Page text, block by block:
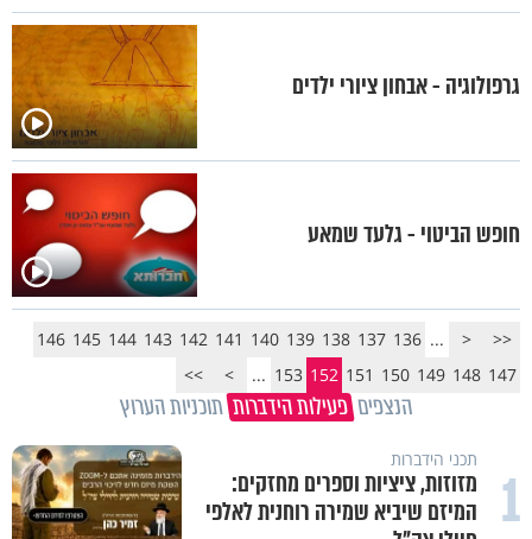
גרפולוגיה - אבחון ציורי ילדים
חופש הביטוי - גלעד שמאע
<<
<
...
136
137
138
139
140
141
142
143
144
145
146
147
148
149
150
151
152
153
...
>
>>
הנצפים פעילות הידברות תוכניות הערוץ
1 תכני הידברות
מזוזות, ציציות וספרים מחזקים:
המיזם שיביא שמירה רוחנית לאלפי